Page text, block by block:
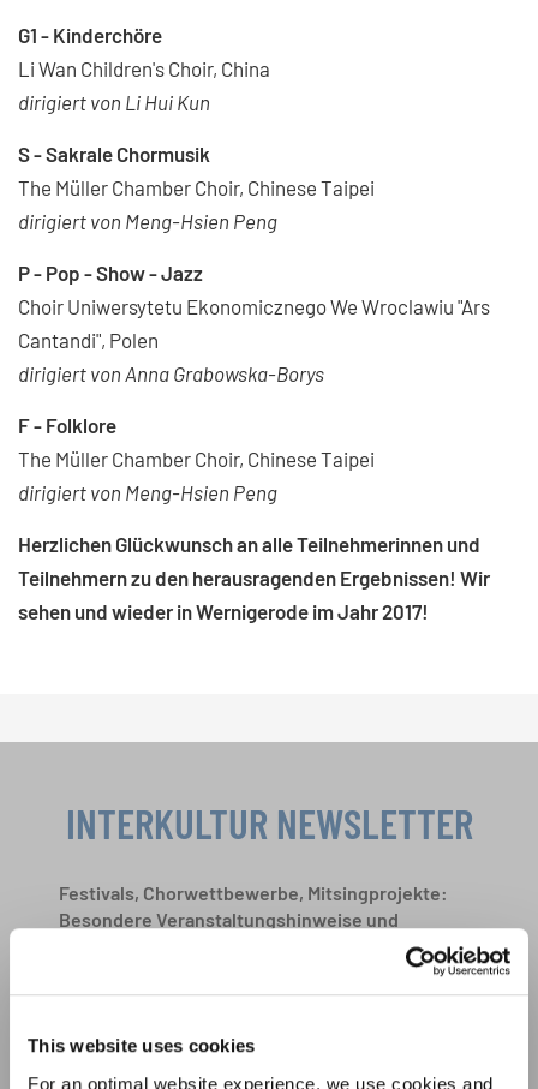
This website uses cookies
For an optimal website experience, we use cookies and
G1 - Kinderchöre
Li Wan Children's Choir, China
dirigiert von Li Hui Kun
S - Sakrale Chormusik
The Müller Chamber Choir, Chinese Taipei
dirigiert von Meng-Hsien Peng
P - Pop - Show - Jazz
Choir Uniwersytetu Ekonomicznego We Wroclawiu "Ars
Cantandi", Polen
dirigiert von Anna Grabowska-Borys
F - Folklore
The Müller Chamber Choir, Chinese Taipei
dirigiert von Meng-Hsien Peng
Herzlichen Glückwunsch an alle Teilnehmerinnen und
Teilnehmern zu den herausragenden Ergebnissen! Wir
sehen und wieder in Wernigerode im Jahr 2017!
Um diesen Inhalt zu sehen, müssen Sie der erweiterten Datenschutzrichtlinie
zustimmen. Sie können diese Einstellung jederzeit in den Cookie-Einstellungen
ZUSTIMMEN
INTERKULTUR NEWSLETTER
Festivals, Chorwettbewerbe, Mitsingprojekte:
Besondere Veranstaltungshinweise und
Ich bin mit dem Erhalt des Newsletters einverstanden und